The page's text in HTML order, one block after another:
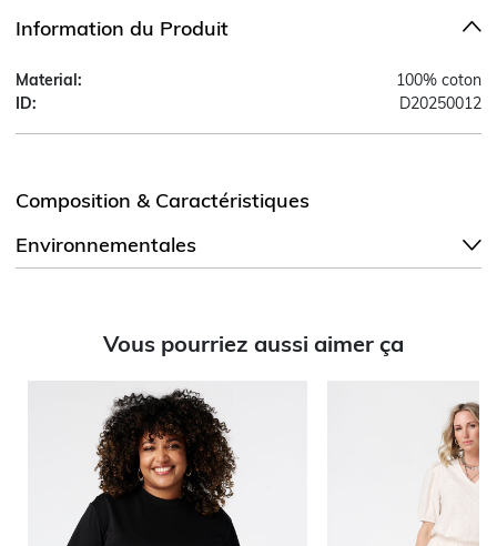
Information du Produit
Material:
100% coton
ID:
D20250012
Composition & Caractéristiques
Environnementales
Vous pourriez aussi aimer ça